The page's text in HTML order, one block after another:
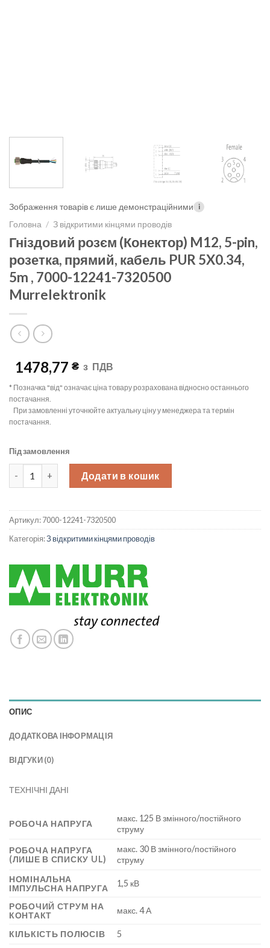
Зображення товарів є лише демонстраційними i
Головна / З відкритими кінцями проводів
Гніздовий розєм (Конектор) M12, 5-pin,
розетка, прямий, кабель PUR 5X0.34,
5m , 7000-12241-7320500
Murrelektronik
1478,77 ₴ з ПДВ
* Позначка "від" означає ціна товару розрахована відносно останнього
постачання.
При замовленні уточнюйте актуальну ціну у менеджера та термін
постачання.
Під замовлення
Гніздовий розєм (Конектор) M12, 5-pin, розетка, прямий,
Додати в кошик
Артикул:7000-12241-7320500
Категорія:З відкритими кінцями проводів
ОПИС
ДОДАТКОВА ІНФОРМАЦІЯ
ВІДГУКИ (0)
ТЕХНІЧНІ ДАНІ
РОБОЧА НАПРУГА
макс. 125 В змінного/постійного
струму
РОБОЧА НАПРУГА
(ЛИШЕ В СПИСКУ UL)
макс. 30 В змінного/постійного
струму
НОМІНАЛЬНА
ІМПУЛЬСНА НАПРУГА
1,5 кВ
РОБОЧИЙ СТРУМ НА
КОНТАКТ
макс. 4 А
КІЛЬКІСТЬ ПОЛЮСІВ
5